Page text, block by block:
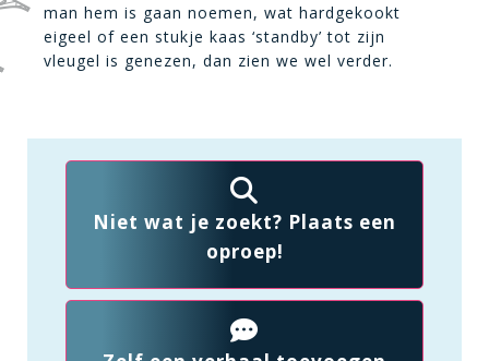
man hem is gaan noemen, wat hardgekookt
eigeel of een stukje kaas ‘standby’ tot zijn
vleugel is genezen, dan zien we wel verder.
Niet wat je zoekt? Plaats een
oproep!